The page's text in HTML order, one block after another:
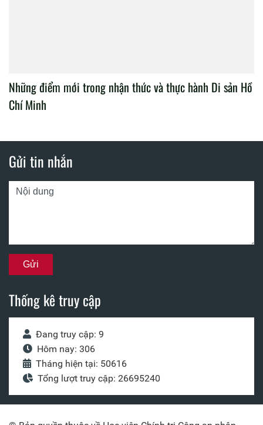
Những điểm mới trong nhận thức và thực hành Di sản Hồ
Chí Minh
Gửi tin nhắn
Thống kê truy cập
Đang truy cập: 9
Hôm nay: 306
Tháng hiện tại: 50616
Tổng lượt truy cập: 26695240